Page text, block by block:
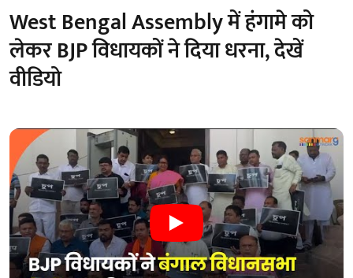
West Bengal Assembly में हंगामे को
लेकर BJP विधायकों ने दिया धरना, देखें
वीडियो